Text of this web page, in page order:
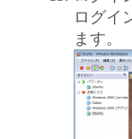
ログイ
ます。